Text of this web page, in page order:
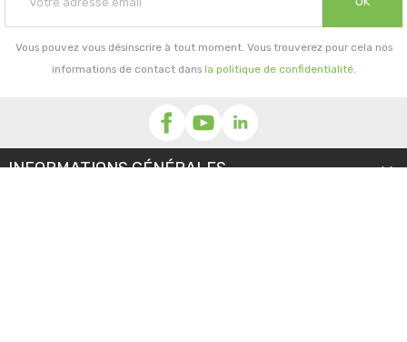
Vous pouvez vous désinscrire à tout moment. Vous trouverez pour cela nos
informations de contact dans la politique de confidentialité.
INFORMATIONS GÉNÉRALES 